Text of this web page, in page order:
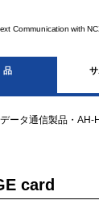
Communication with
データ通信製品 ・ AH-
card